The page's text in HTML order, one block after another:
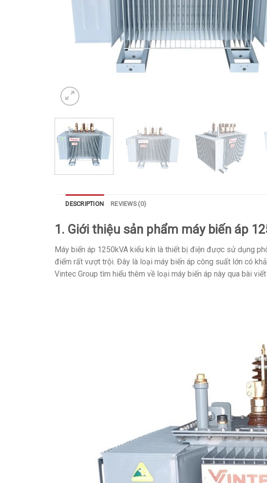
DESCRIPTION REVIEWS (0)
1. Giới thiệu sản phẩm máy biến áp
Máy biến áp 1250kVA kiểu kín là thiết bị điện được sử dụng
điểm rất vượt trội. Đây là loại máy biến áp công suất lớn có
Vintec Group tìm hiểu thêm về loại máy biến áp này qua bài